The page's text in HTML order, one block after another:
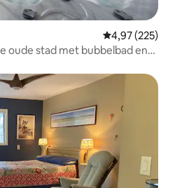
Gemiddelde
4,97 (225)
oude stad met bubbelbad en